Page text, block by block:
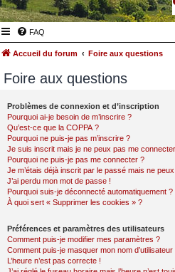
FAQ
Accueil du forum Foire aux questions
Foire aux questions
Problèmes de connexion et d’inscription
Pourquoi ai-je besoin de m’inscrire ?
Qu’est-ce que la COPPA ?
Pourquoi ne puis-je pas m’inscrire ?
Je suis inscrit mais je ne peux pas me
Pourquoi ne puis-je pas me connecter ?
Je m’étais déjà inscrit par le passé mais ne
J’ai perdu mon mot de passe !
Pourquoi suis-je déconnecté automatiquement ?
À quoi sert « Supprimer les cookies » ?
Préférences et paramètres des utilisateurs
Comment puis-je modifier mes paramètres ?
Comment puis-je masquer mon nom
L’heure n’est pas correcte !